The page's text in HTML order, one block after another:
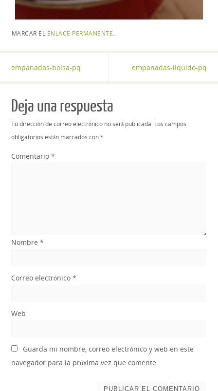
MARCAR EL ENLACE PERMANENTE.
empanadas-bolsa-pq empanadas-liquido-pq
Deja una respuesta
Tu dirección de correo electrónico no será publicada. Los campos
obligatorios están marcados con*
Comentario *
Nombre *
Correo electrónico *
Web
Guarda mi nombre, correo electrónico y web en este
navegador para la próxima vez que comente.